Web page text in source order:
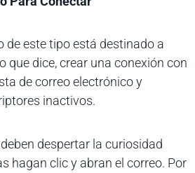
de este tipo está destinado a
que dice, crear una conexión con
de correo electrónico y
inactivos.
despertar la curiosidad
hagan clic y abran el correo. Por